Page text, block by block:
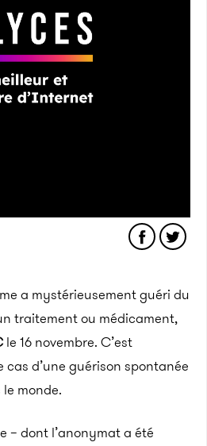
a mystérieusement guéri du
traitement ou médicament,
le 16 novembre. C’est
cas d’une guérison spontanée
monde.
– dont l’anonymat a été